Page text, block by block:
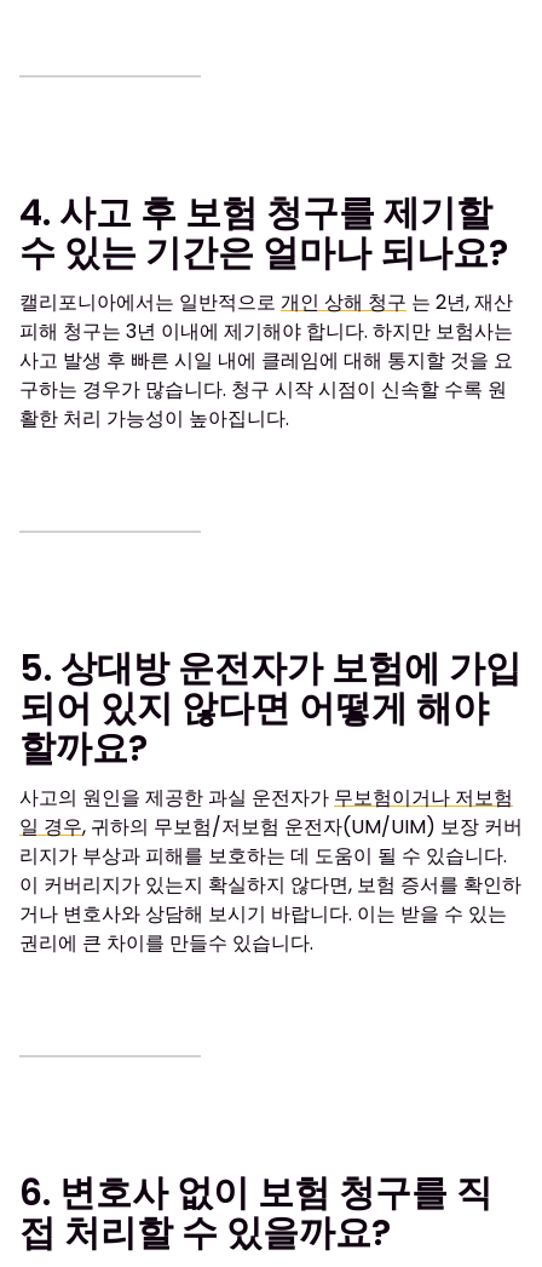
4. 사고 후 보험 청구를 제기할
수 있는 기간은 얼마나 되나요?
캘리포니아에서는 일반적으로 개인 상해 청구 는 2년, 재산
피해 청구는 3년 이내에 제기해야 합니다. 하지만 보험사는
사고 발생 후 빠른 시일 내에 클레임에 대해 통지할 것을 요
구하는 경우가 많습니다. 청구 시작 시점이 신속할 수록 원
활한 처리 가능성이 높아집니다.
5. 상대방 운전자가 보험에 가입
되어 있지 않다면 어떻게 해야
할까요?
사고의 원인을 제공한 과실 운전자가 무보험이거나 저보험
일 경우, 귀하의 무보험/저보험 운전자(UM/UIM) 보장 커버
리지가 부상과 피해를 보호하는 데 도움이 될 수 있습니다.
이 커버리지가 있는지 확실하지 않다면, 보험 증서를 확인하
거나 변호사와 상담해 보시기 바랍니다. 이는 받을 수 있는
권리에 큰 차이를 만들수 있습니다.
6. 변호사 없이 보험 청구를 직
접 처리할 수 있을까요?